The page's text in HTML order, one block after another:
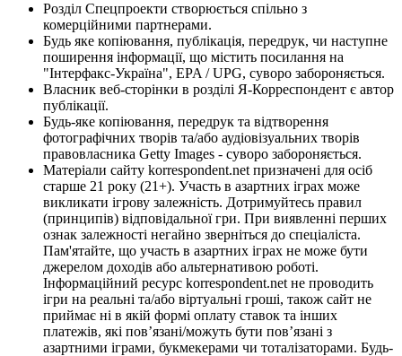
Розділ Спецпроекти створюється спільно з
комерційними партнерами.
Будь яке копіювання, публікація, передрук, чи наступне
поширення інформації, що містить посилання на
"Інтерфакс-Україна", EPA / UPG, суворо забороняється.
Власник веб-сторінки в розділі Я-Корреспондент є автор
публікації.
Будь-яке копіювання, передрук та відтворення
фотографічних творів та/або аудіовізуальних творів
правовласника Getty Images - суворо забороняється.
Матеріали сайту korrespondent.net призначені для осіб
старше 21 року (21+). Участь в азартних іграх може
викликати ігрову залежність. Дотримуйтесь правил
(принципів) відповідальної гри. При виявленні перших
ознак залежності негайно зверніться до спеціаліста.
Пам'ятайте, що участь в азартних іграх не може бути
джерелом доходів або альтернативою роботі.
Інформаційний ресурс korrespondent.net не проводить
ігри на реальні та/або віртуальні гроші, також сайт не
приймає ні в якій формі оплату ставок та інших
платежів, які пов’язані/можуть бути пов’язані з
азартними іграми, букмекерами чи тоталізаторами. Будь-